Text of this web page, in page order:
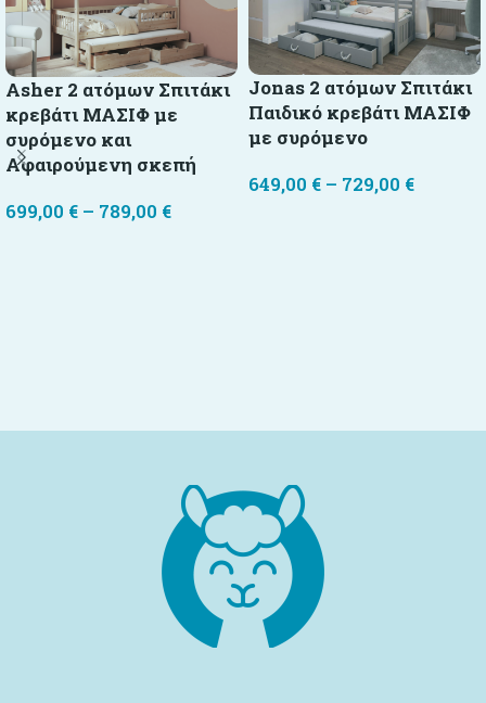
Asher 2 ατόμων Σπιτάκι
κρεβάτι ΜΑΣΙΦ με
συρόμενο και
Αφαιρούμενη σκεπή
699,00 € – 789,00 €
Jonas 2 ατόμων Σπιτάκι
Παιδικό κρεβάτι ΜΑΣΙΦ
με συρόμενο
649,00 € – 729,00 €